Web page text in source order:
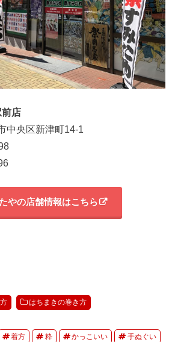
店
中央区新津町14-1
やの店舗情報はこちら
はちまきの巻き方
着方 粋 かっこいい 手ぬぐい